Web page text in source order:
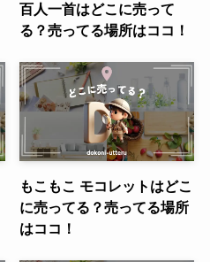
百人一首はどこに売って
る？売ってる場所はココ！
もこもこ モコレットはどこ
に売ってる？売ってる場所
はココ！